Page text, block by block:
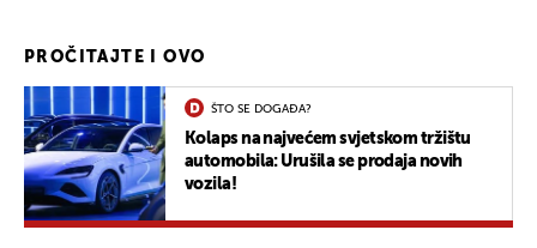
PROČITAJTE I OVO
ŠTO SE DOGAĐA?
Kolaps na najvećem svjetskom tržištu
automobila: Urušila se prodaja novih
vozila!